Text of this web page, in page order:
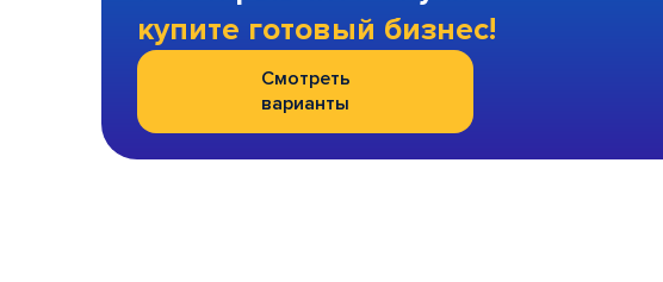
купите готовый бизнес!
Смотреть
варианты